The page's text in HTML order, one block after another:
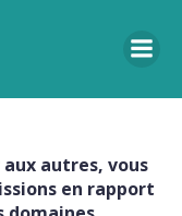
autres, vous
en rapport